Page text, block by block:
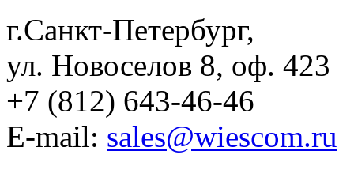
г.Санкт-Петербург,
ул. Новоселов 8, оф. 423
+7 (812) 643-46-46
E-mail: sales@wiescom.ru